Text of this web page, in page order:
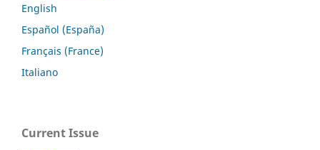
English
Español (España)
Français (France)
Italiano
Current Issue